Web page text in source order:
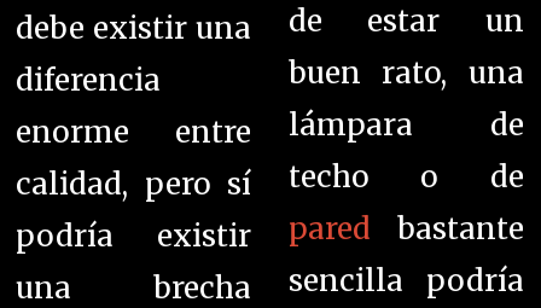
debe existir una
diferencia
enorme entre
calidad, pero sí
podría existir
una brecha
de estar un
buen rato, una
lámpara de
techo o de
pared bastante
sencilla podría